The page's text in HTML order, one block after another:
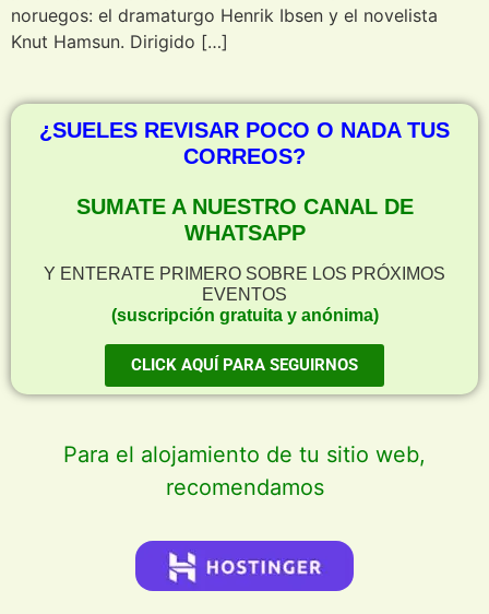
noruegos: el dramaturgo Henrik Ibsen y el novelista
Knut Hamsun. Dirigido […]
¿SUELES REVISAR POCO O NADA TUS
CORREOS?
SUMATE A NUESTRO CANAL DE
WHATSAPP
Y ENTERATE PRIMERO SOBRE LOS PRÓXIMOS
EVENTOS
(suscripción gratuita y anónima)
CLICK AQUÍ PARA SEGUIRNOS
Para el alojamiento de tu sitio web,
recomendamos